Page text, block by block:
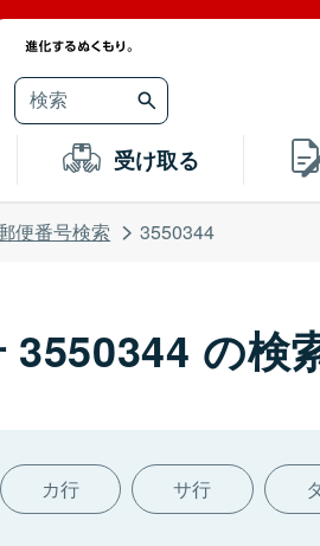
受け取る
便番号検索 3550344
3550344 の検
カ行 サ行